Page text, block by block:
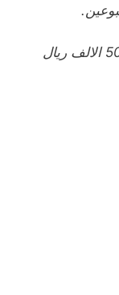
– الراتب الشهري يبدا من 4000 – 5000 الالف ريال